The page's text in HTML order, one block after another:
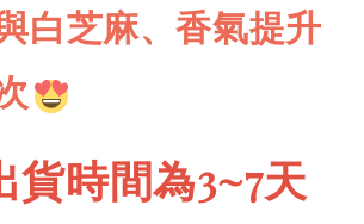
白芝麻、香氣提升
貨時間為3~7天